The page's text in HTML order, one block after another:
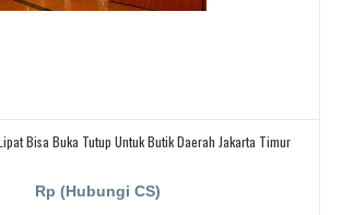
Bisa Buka Tutup Untuk Butik Daerah Jakarta Timur
Rp (Hubungi CS)